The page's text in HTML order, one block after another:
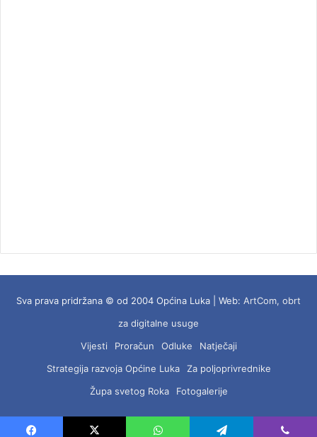
Sva prava pridržana © od 2004 Općina Luka | Web: ArtCom, obrt
za digitalne usuge
Vijesti
Proračun Odluke
Natječaji
Strategija razvoja Općine Luka
Za poljoprivrednike
Župa svetog Roka
Fotogalerije